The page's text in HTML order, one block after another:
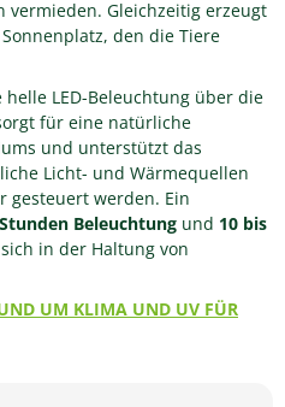
vermieden. Gleichzeitig erzeugt
den die Tiere
LED-Beleuchtung über die
für eine natürliche
und unterstützt das
Licht- und Wärmequellen
gesteuert werden. Ein
Beleuchtung und 10 bis
in der Haltung von
UM KLIMA UND UV FÜR